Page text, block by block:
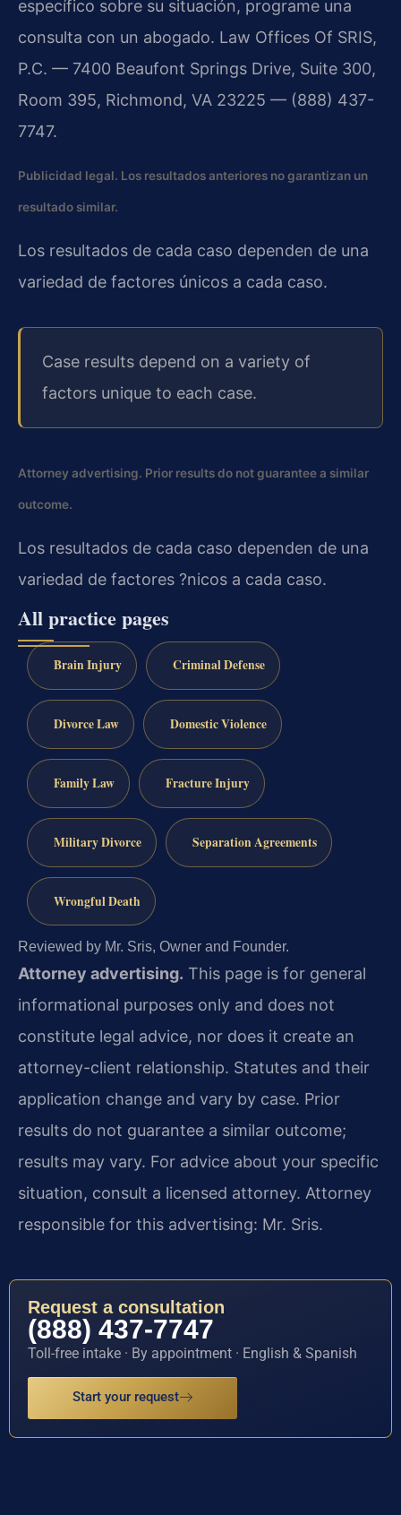
específico sobre su situación, programe una
consulta con un abogado. Law Offices Of SRIS,
P.C. — 7400 Beaufont Springs Drive, Suite 300,
Room 395, Richmond, VA 23225 — (888) 437-
7747.
Publicidad legal. Los resultados anteriores no garantizan un
resultado similar.
Los resultados de cada caso dependen de una
variedad de factores únicos a cada caso.
Case results depend on a variety of
factors unique to each case.
Attorney advertising. Prior results do not guarantee a similar
outcome.
Los resultados de cada caso dependen de una
variedad de factores ?nicos a cada caso.
All practice pages
Brain Injury Criminal Defense
Divorce Law Domestic Violence
Family Law Fracture Injury
Military Divorce Separation Agreements
Wrongful Death
Reviewed by Mr. Sris, Owner and Founder.
Attorney advertising. This page is for general
informational purposes only and does not
constitute legal advice, nor does it create an
attorney-client relationship. Statutes and their
application change and vary by case. Prior
results do not guarantee a similar outcome;
results may vary. For advice about your specific
situation, consult a licensed attorney. Attorney
responsible for this advertising: Mr. Sris.
Request a consultation
(888) 437-7747
Toll-free intake · By appointment · English & Spanish
Start your request